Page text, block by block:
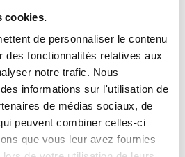
cookies.
de personnaliser le contenu
des fonctionnalités relatives aux
notre trafic. Nous
informations sur l'utilisation de
de médias sociaux, de
peuvent combiner celles-ci
que vous leur avez fournies
la santé économique des
données à prendre en
la prise de décision
l’indice de résilience
nouvelle vision du credit